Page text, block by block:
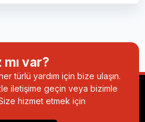
mı var?
türlü yardım için bize ulaşın.
iletişime geçin veya bizimle
hizmet etmek için